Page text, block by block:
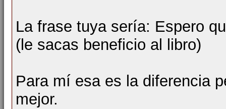
La frase tuya sería: Espero
(le sacas beneficio al libro)
Para mí esa es la diferencia
mejor.